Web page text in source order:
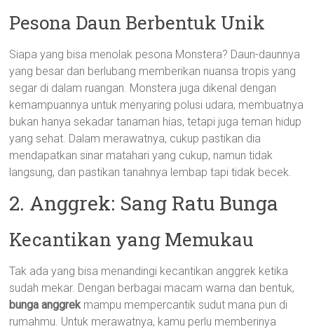
Pesona Daun Berbentuk Unik
Siapa yang bisa menolak pesona Monstera? Daun-daunnya
yang besar dan berlubang memberikan nuansa tropis yang
segar di dalam ruangan. Monstera juga dikenal dengan
kemampuannya untuk menyaring polusi udara, membuatnya
bukan hanya sekadar tanaman hias, tetapi juga teman hidup
yang sehat. Dalam merawatnya, cukup pastikan dia
mendapatkan sinar matahari yang cukup, namun tidak
langsung, dan pastikan tanahnya lembap tapi tidak becek.
2. Anggrek: Sang Ratu Bunga
Kecantikan yang Memukau
Tak ada yang bisa menandingi kecantikan anggrek ketika
sudah mekar. Dengan berbagai macam warna dan bentuk,
bunga anggrekmampu mempercantik sudut mana pun di
rumahmu. Untuk merawatnya, kamu perlu memberinya